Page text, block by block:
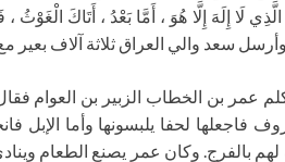
الَّذِي لَا إِلَهَ إِلَّا هُوَ ، أَمَّا بَعْدُ ، أَتَاكَ
سعد والي العراق ثلاثة آلاف
فاجعلها لحفا يلبسونها وأما الإبل
لهم بالفرج. وكان عمر يصنع الطعام